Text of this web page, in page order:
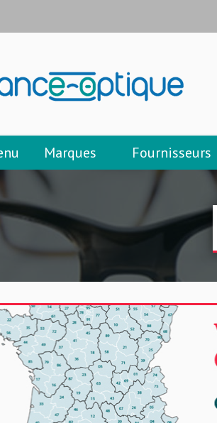
Marques Fournisseurs